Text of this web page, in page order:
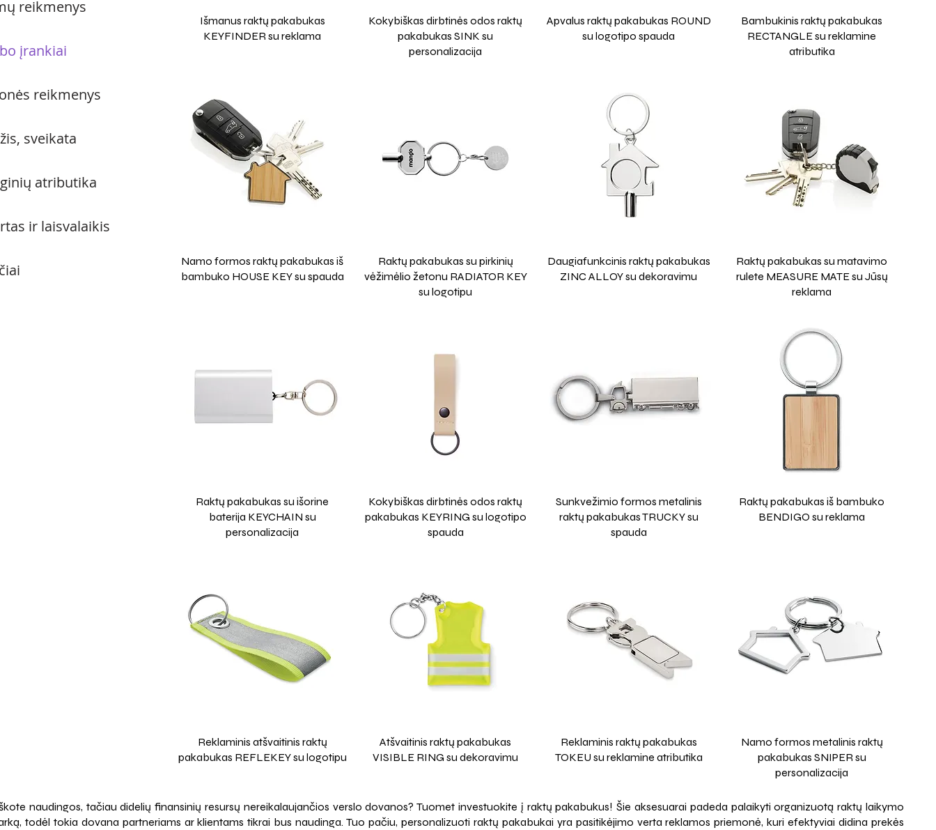
reikmenys
įrankiai
reikmenys
sveikata
atributika
ir laisvalaikis
Išmanus raktų pakabukas
KEYFINDER su reklama
Kokybiškas dirbtinės odos raktų
pakabukas SINK su
personalizacija
Apvalus raktų pakabukas ROUND
su logotipo spauda
Bambukinis raktų pakabukas
RECTANGLE su reklamine
atributika
Namo formos raktų pakabukas iš
bambuko HOUSE KEY su spauda
Raktų pakabukas su pirkinių
vėžimėlio žetonu RADIATOR KEY
su logotipu
Daugiafunkcinis raktų pakabukas
ZINC ALLOY su dekoravimu
Raktų pakabukas su matavimo
rulete MEASURE MATE su Jūsų
reklama
Raktų pakabukas su išorine
baterija KEYCHAIN su
personalizacija
Kokybiškas dirbtinės odos raktų
pakabukas KEYRING su logotipo
spauda
Sunkvežimio formos metalinis
raktų pakabukas TRUCKY su
spauda
Raktų pakabukas iš bambuko
BENDIGO su reklama
Reklaminis atšvaitinis raktų
pakabukas REFLEKEY su logotipu
Atšvaitinis raktų pakabukas
VISIBLE RING su dekoravimu
Reklaminis raktų pakabukas
TOKEU su reklamine atributika
Namo formos metalinis raktų
pakabukas SNIPER su
personalizacija
naudingos, tačiau didelių finansinių resursų nereikalaujančios verslo dovanos? Tuomet investuokite į raktų pakabukus! Šie aksesuarai padeda palaikyti organizuotą raktų laikymo
todėl tokia dovana partneriams ar klientams tikrai bus naudinga. Tuo pačiu, personalizuoti raktų pakabukai yra pasitikėjimo verta reklamos priemonė, kuri efektyviai didina prekės